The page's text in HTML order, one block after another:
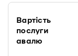
Вартість
послуги
авалю